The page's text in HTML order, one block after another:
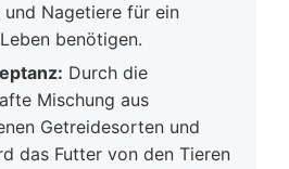
und Nagetiere für ein
benötigen.
Durch die
Mischung aus
Getreidesorten und
das Futter von den Tieren